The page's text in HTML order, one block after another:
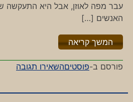
עבר מפה לאוזן, אבל היא התעקשה
האנשים […]
המשך קריאה"%s"
פורסם ב-פוסטיםהשאירו תגובה